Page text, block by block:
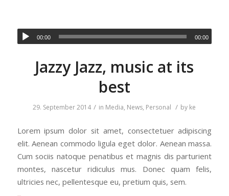
00:00 00:00
Jazzy Jazz, music at its
best
29. September 2014 / in Media, News, Personal / by ke
Lorem ipsum dolor sit amet, consectetuer adipiscing
elit. Aenean commodo ligula eget dolor. Aenean massa.
Cum sociis natoque penatibus et magnis dis parturient
montes, nascetur ridiculus mus. Donec quam felis,
ultricies nec, pellentesque eu, pretium quis, sem.